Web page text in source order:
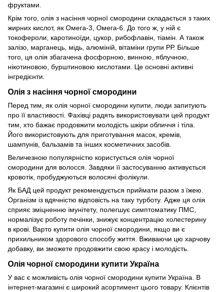
фруктами.
Крім того, олія з насіння чорної смородини складається з таких
жирних кислот, як Омега-3, Омега-6. До того ж, у ній є
токофероли, каротиноїди, цукор, рибофлавін, тіамін. А також
залізо, марганець, мідь, алюміній, вітаміни групи РР. Більше
того, ця олія збагачена фосфорною, винною, яблучною,
нікотиновою, бурштиновою кислотами. Це основні активні
інгредієнти.
Олія з насіння чорної смородини
Перед тим, як олія чорної смородини купити, люди запитують
про її властивості. Фахівці радять використовувати цей продукт
тим, хто бажає продовжити молодість шкіри обличчя і тіла.
Його використовують для приготування масок, кремів,
шампунів, бальзамів та інших косметичних засобів.
Величезною популярністю користується олія чорної
смородини для волосся. Завдяки її застосуванню активується
кровотік, пробуджуються волосяні фолікули.
Як БАД цей продукт рекомендується приймати разом з їжею.
Організм із вдячністю відповість на таку турботу. Адже ця олія
сприяє зміцненню імунітету, полегшує симптоматику ПМС,
нормалізує роботу печінки, знижує концентрацію холестерину
в крові. Варто купити олія чорної смородини, якщо ви є
прихильником здорового способу життя. Вживаючи цю харчову
добавку, ви зможете продовжити свою красу і молодість.
Олія чорної смородини купити Україна
У вас є можливість олія чорної смородини купити Україна. В
інтернет-магазині є широкий асортимент цього товару. Клієнтів